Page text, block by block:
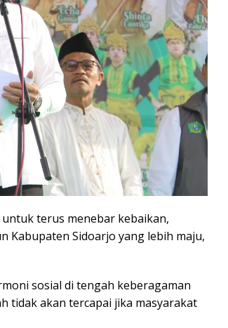
terus menebar kebaikan,
Kabupaten Sidoarjo yang lebih maju,
sosial di tengah keberagaman
tidak akan tercapai jika masyarakat